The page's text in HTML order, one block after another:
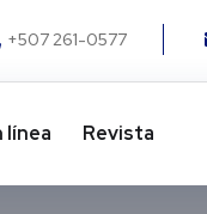
+507 261-0577
línea Revista